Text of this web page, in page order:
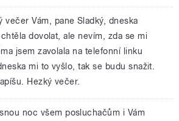
večer Vám, pane Sladký, dneska
dovolat, ale nevím, zda se mi
jsem zavolala na telefonní linku
mi to vyšlo, tak se budu snažit.
Hezký večer.
noc všem posluchačům i Vám